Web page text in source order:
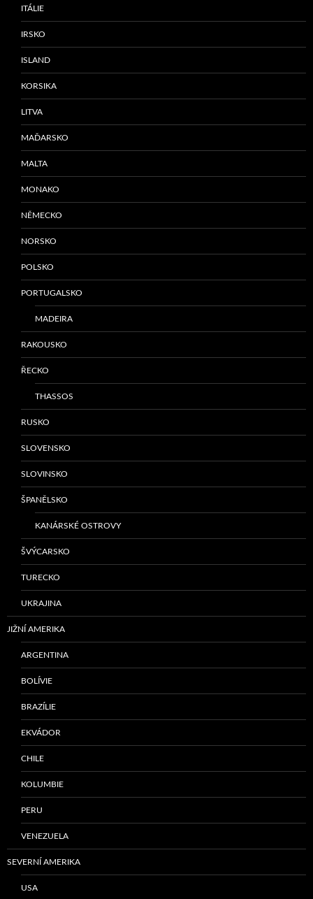
ITÁLIE
IRSKO
ISLAND
KORSIKA
LITVA
MAĎARSKO
MALTA
MONAKO
NĚMECKO
NORSKO
POLSKO
PORTUGALSKO
MADEIRA
RAKOUSKO
ŘECKO
THASSOS
RUSKO
SLOVENSKO
SLOVINSKO
ŠPANĚLSKO
KANÁRSKÉ OSTROVY
ŠVÝCARSKO
TURECKO
UKRAJINA
JIŽNÍ AMERIKA
ARGENTINA
BOLÍVIE
BRAZÍLIE
EKVÁDOR
CHILE
KOLUMBIE
PERU
VENEZUELA
SEVERNÍ AMERIKA
USA